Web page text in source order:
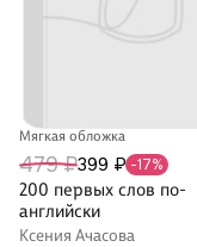
Мягкая обложка
479 ₽399 ₽ -17%
200 первых слов по-
английски
Ксения Ачасова